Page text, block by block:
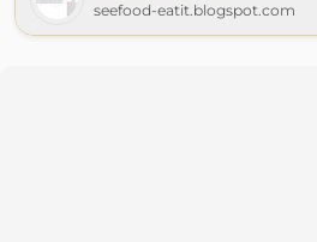
seefood-eatit.blogspot.com